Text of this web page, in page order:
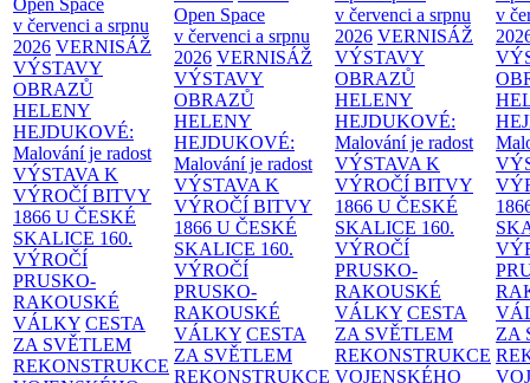
Open Space
v červenci a srpnu
2026 VERNISÁŽ
VÝSTAVY
OBRAZŮ
HELENY
HEJDUKOVÉ:
Malování je radost
VÝSTAVA K
VÝROČÍ BITVY
1866 U ČESKÉ
SKALICE 160.
VÝROČÍ
PRUSKO-
RAKOUSKÉ
VÁLKY CESTA
ZA SVĚTLEM
REKONSTRUKCE
Open Space
v červenci a srpnu
2026 VERNISÁŽ
VÝSTAVY
OBRAZŮ
HELENY
HEJDUKOVÉ:
Malování je radost
VÝSTAVA K
VÝROČÍ BITVY
1866 U ČESKÉ
SKALICE 160.
VÝROČÍ
PRUSKO-
RAKOUSKÉ
VÁLKY CESTA
ZA SVĚTLEM
REKONSTRUKCE
v červenci a srpnu
2026 VERNISÁŽ
VÝSTAVY
OBRAZŮ
HELENY
HEJDUKOVÉ:
Malování je radost
VÝSTAVA K
VÝROČÍ BITVY
1866 U ČESKÉ
SKALICE 160.
VÝROČÍ
PRUSKO-
RAKOUSKÉ
VÁLKY CESTA
ZA SVĚTLEM
REKONSTRUKCE
VOJENSKÉHO
v
ZA